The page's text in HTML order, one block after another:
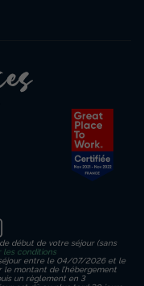
début de votre séjour (sans
les conditions
entre le 04/07/2026 et le
montant de l’hébergement
un règlement en 3